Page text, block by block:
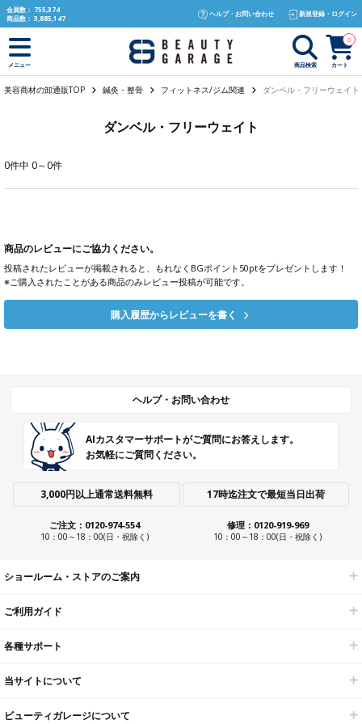
text.skipToContent
text.skipToNavigation
会員数： 755,374
商品数： 3,885,147
ヘルプ・お問い合わせ 新規登録・ログイン
メニュー 商品検索 カート
0
美容商材の卸通販TOP 鍼灸・整骨 フィットネス/ジム関連 ダンベル・フリーウェイト
ダンベル・フリーウェイト
0件中 0～0件
商品のレビューにご協力ください。
投稿されたレビューが掲載されると、もれなくBGポイント50ptをプレゼントします！
※ご購入されたことがある商品のみレビュー投稿が可能です。
購入履歴からレビューを書く
ヘルプ・お問い合わせ
AIカスタマーサポートがご質問にお答えします。
お気軽にご質問ください。
3,000円以上通常送料無料 17時迄注文で最短当日出荷
ご注文：0120-974-554
10：00～18：00(日・祝除く)
修理：0120-919-969
10：00～18：00(日・祝除く)
ショールーム・ストアのご案内
ご利用ガイド
各種サポート
当サイトについて
ビューティガレージについて